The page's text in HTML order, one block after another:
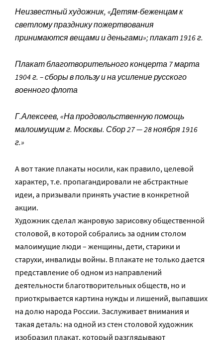
Неизвестный художник, «Детям-беженцам к
светлому празднику пожертвования
принимаются вещами и деньгами»; плакат 1916 г.
Плакат благотворительного концерта 7 марта
1904 г. – сборы в пользу и на усиление русского
военного флота
Г.Алексеев, «На продовольственную помощь
малоимущим г. Москвы. Сбор 27 — 28 ноября 1916
г.»
А вот такие плакаты носили, как правило, целевой
характер, т.е. пропагандировали не абстрактные
идеи, а призывали принять участие в конкретной
акции.
Художник сделал жанровую зарисовку общественной
столовой, в которой собрались за одним столом
малоимущие люди – женщины, дети, старики и
старухи, инвалиды войны. В плакате не только дается
представление об одном из направлений
деятельности благотворительных обществ, но и
приоткрывается картина нужды и лишений, выпавших
на долю народа России. Заслуживает внимания и
такая деталь: на одной из стен столовой художник
изобразил плакат, который разглядывают